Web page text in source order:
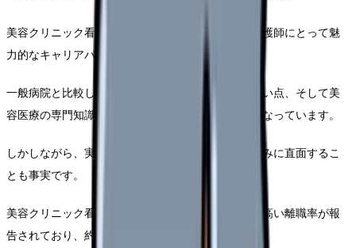
美容クリニック看護師という職種は、近年多くの看護師にとって魅
力的なキャリアパスとなっています。
一般病院と比較して、規則的な勤務時間や夜勤がない点、そして美
容医療の専門知識を活かせる点などが大きな魅力となっています。
しかしながら、実際に働き始めると様々な課題や悩みに直面するこ
とも事実です。
美容クリニック看護師の業界では、一般病院よりも高い離職率が報
告されており、約25-30%程度とされています。